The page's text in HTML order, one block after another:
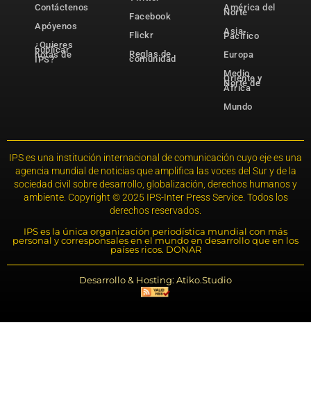
Contáctenos
Apóyenos
¿Quieres
publicar
notas de
IPS?
Facebook
Flickr
Reglas de
comunidad
América del
Norte
Asia-
Pacífico
Europa
Medio
Oriente y
Norte de
África
Mundo
IPS es una institución internacional de comunicación cuyo eje es una
agencia mundial de noticias que amplifica las voces del Sur y de la
sociedad civil sobre desarrollo, globalización, derechos humanos y
ambiente. Copyright © 2025 IPS-Inter Press Service. Todos los
derechos reservados.
IPS es la única organización periodística mundial con más
personal y corresponsales en el mundo en desarrollo que en los
países ricos. DONAR
Desarrollo & Hosting: Atiko.Studio